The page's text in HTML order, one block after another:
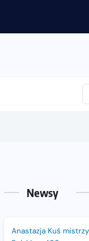
Newsy
Anastazja Kuś